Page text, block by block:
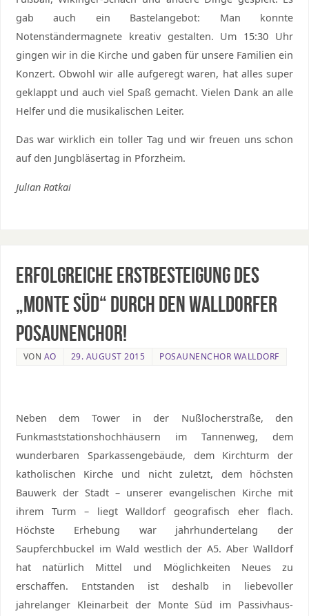
gab auch ein Bastelangebot: Man konnte
Notenständermagnete kreativ gestalten. Um 15:30 Uhr
gingen wir in die Kirche und gaben für unsere Familien ein
Konzert. Obwohl wir alle aufgeregt waren, hat alles super
geklappt und auch viel Spaß gemacht. Vielen Dank an alle
Helfer und die musikalischen Leiter.
Das war wirklich ein toller Tag und wir freuen uns schon
auf den Jungbläsertag in Pforzheim.
Julian Ratkai
Erfolgreiche Erstbesteigung des
„Monte Süd“ durch den Walldorfer
Posaunenchor!
VON AO 29. AUGUST 2015 POSAUNENCHOR WALLDORF
Neben dem Tower in der Nußlocherstraße, den
Funkmaststationshochhäusern im Tannenweg, dem
wunderbaren Sparkassengebäude, dem Kirchturm der
katholischen Kirche und nicht zuletzt, dem höchsten
Bauwerk der Stadt – unserer evangelischen Kirche mit
ihrem Turm – liegt Walldorf geografisch eher flach.
Höchste Erhebung war jahrhundertelang der
Saupferchbuckel im Wald westlich der A5. Aber Walldorf
hat natürlich Mittel und Möglichkeiten Neues zu
erschaffen. Entstanden ist deshalb in liebevoller
jahrelanger Kleinarbeit der Monte Süd im Passivhaus-